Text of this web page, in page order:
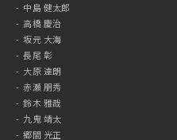
中島 健太郎
高橋 慶治
坂元 大海
長尾 彰
大原 達朗
赤瀬 朋秀
鈴木 雅哉
九鬼 靖太
郷間 光正